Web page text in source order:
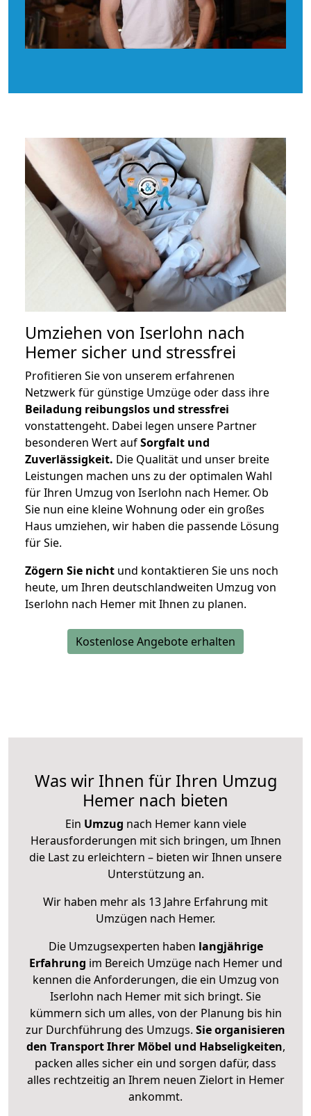
Umziehen von Iserlohn nach
Hemer sicher und stressfrei
Profitieren Sie von unserem erfahrenen
Netzwerk für günstige Umzüge oder dass ihre
Beiladung reibungslos und stressfrei
vonstattengeht. Dabei legen unsere Partner
besonderen Wert aufSorgfalt und
Zuverlässigkeit. Die Qualität und unser breite
Leistungen machen uns zu der optimalen Wahl
für Ihren Umzug von Iserlohn nach Hemer. Ob
Sie nun eine kleine Wohnung oder ein großes
Haus umziehen, wir haben die passende Lösung
für Sie.
Zögern Sie nicht und kontaktieren Sie uns noch
heute, um Ihren deutschlandweiten Umzug von
Iserlohn nach Hemer mit Ihnen zu planen.
Kostenlose Angebote erhalten
Was wir Ihnen für Ihren Umzug
Hemer nach bieten
Ein Umzug nach Hemer kann viele
Herausforderungen mit sich bringen, um Ihnen
die Last zu erleichtern – bieten wir Ihnen unsere
Unterstützung an.
Wir haben mehr als 13 Jahre Erfahrung mit
Umzügen nach Hemer.
Die Umzugsexperten haben langjährige
Erfahrung im Bereich Umzüge nach Hemer und
kennen die Anforderungen, die ein Umzug von
Iserlohn nach Hemer mit sich bringt. Sie
kümmern sich um alles, von der Planung bis hin
zur Durchführung des Umzugs. Sie organisieren
den Transport Ihrer Möbel und Habseligkeiten,
packen alles sicher ein und sorgen dafür, dass
alles rechtzeitig an Ihrem neuen Zielort in Hemer
ankommt.